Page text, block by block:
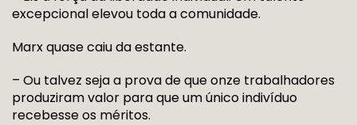
excepcional elevou toda a comunidade.
Marx quase caiu da estante.
– Ou talvez seja a prova de que onze trabalhadores
produziram valor para que um único indivíduo
recebesse os méritos.